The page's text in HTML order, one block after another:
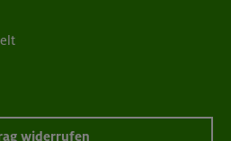
widerrufen